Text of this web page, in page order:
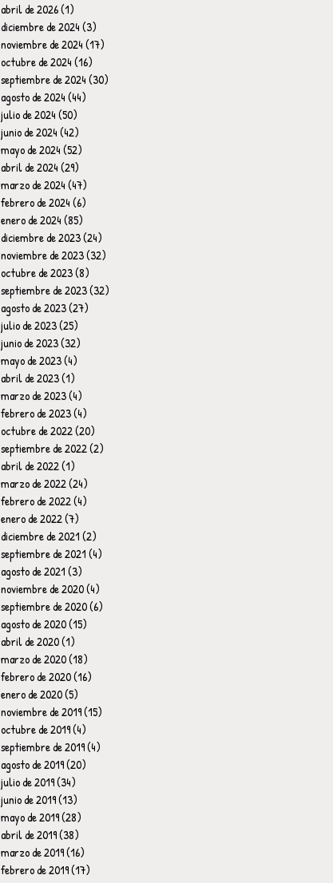
abril de 2026(1)
diciembre de 2024(3)
noviembre de 2024(17)
octubre de 2024(16)
septiembre de 2024(30)
agosto de 2024(44)
julio de 2024(50)
junio de 2024(42)
mayo de 2024(52)
abril de 2024(29)
marzo de 2024(47)
febrero de 2024(6)
enero de 2024(85)
diciembre de 2023(24)
noviembre de 2023(32)
octubre de 2023(8)
septiembre de 2023(32)
agosto de 2023(27)
julio de 2023(25)
junio de 2023(32)
mayo de 2023(4)
abril de 2023(1)
marzo de 2023(4)
febrero de 2023(4)
octubre de 2022(20)
septiembre de 2022(2)
abril de 2022(1)
marzo de 2022(24)
febrero de 2022(4)
enero de 2022(7)
diciembre de 2021(2)
septiembre de 2021(4)
agosto de 2021(3)
noviembre de 2020(4)
septiembre de 2020(6)
agosto de 2020(15)
abril de 2020(1)
marzo de 2020(18)
febrero de 2020(16)
enero de 2020(5)
noviembre de 2019(15)
octubre de 2019(4)
septiembre de 2019(4)
agosto de 2019(20)
julio de 2019(34)
junio de 2019(13)
mayo de 2019(28)
abril de 2019(38)
marzo de 2019(16)
febrero de 2019(17)